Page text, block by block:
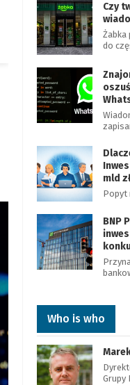
Czy
Żabka
do
mld
Popyt
BNP
Who is who
Grupy